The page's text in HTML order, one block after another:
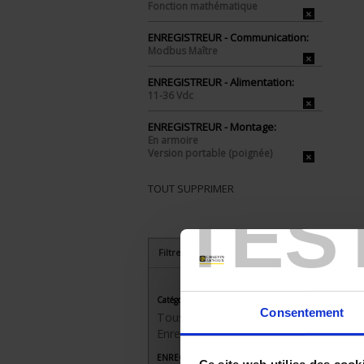
Consentement
Fonction mathématique
ENREGISTREUR - Communication:
Modbus Maître
ENREGISTREUR - Alimentation:
11-36 Vdc
ENREGISTREUR - Montage:
En armoire
Version portable (poignée)
TOUT SUPPRIMER
Filtrer les produits par critères
Catégorie
Tous les produits
Enregistreurs sans papier
ENREGISTREUR - Nombre de voies de